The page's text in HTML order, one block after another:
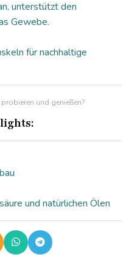
unterstützt den
Gewebe.
für nachhaltige
und genießen?
und natürlichen Ölen